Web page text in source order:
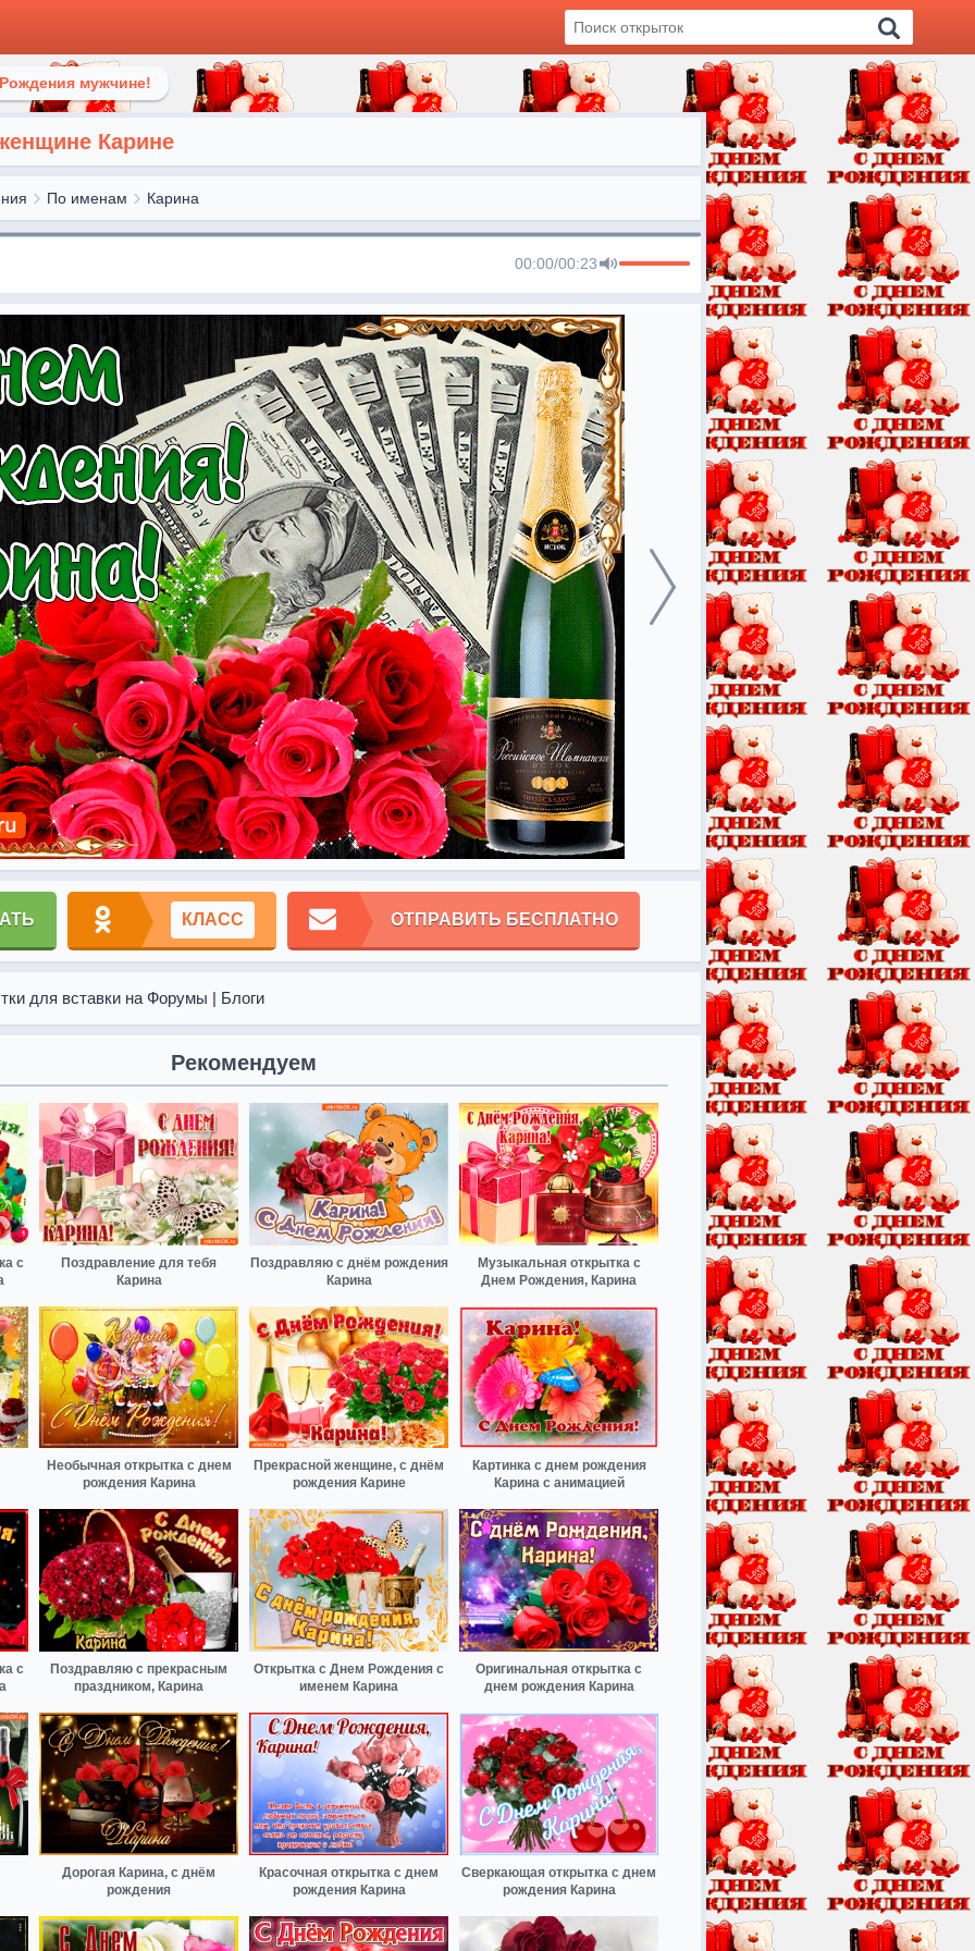
мужчине!
Карине
По именам Карина
00:00/00:23
КЛАСС ОТПРАВИТЬ БЕСПЛАТНО
для вставки на Форумы | Блоги
Рекомендуем
с
Поздравление для тебя
Карина
Поздравляю с днём рождения
Карина
Музыкальная открытка с
Днем Рождения, Карина
Необычная открытка с днем
рождения Карина
Прекрасной женщине, с днём
рождения Карине
Картинка с днем рождения
Карина с анимацией
с
Поздравляю с прекрасным
праздником, Карина
Открытка с Днем Рождения с
именем Карина
Оригинальная открытка с
днем рождения Карина
Дорогая Карина, с днём
рождения
Красочная открытка с днем
рождения Карина
Сверкающая открытка с днем
рождения Карина